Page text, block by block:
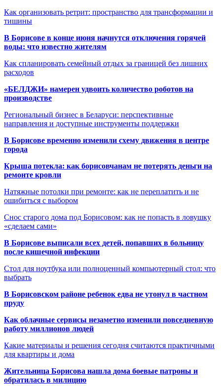
Как организовать ретрит: пространство для трансформации и
тишины
В Борисове в конце июня начнутся отключения горячей
воды: что известно жителям
Как спланировать семейный отдых за границей без лишних
расходов
«БЕЛДЖИ» намерен удвоить количество роботов на
производстве
Региональный бизнес в Беларуси: перспективные
направления и доступные инструменты поддержки
В Борисове временно изменили схему движения в центре
города
Крыша потекла: как борисовчанам не потерять деньги на
ремонте кровли
Натяжные потолки при ремонте: как не переплатить и не
ошибиться с выбором
Снос старого дома под Борисовом: как не попасть в ловушку
«сделаем сами»
В Борисове выписали всех детей, попавших в больницу
после кишечной инфекции
Стол для ноутбука или полноценный компьютерный стол: что
выбрать
В Борисовском районе ребенок едва не утонул в частном
пруду
Как облачные сервисы незаметно изменили повседневную
работу миллионов людей
Какие материалы и решения сегодня считаются практичными
для квартиры и дома
Жительница Борисова нашла дома боевые патроны и
обратилась в милицию